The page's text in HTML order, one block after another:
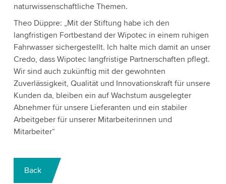
naturwissenschaftliche Themen.
Theo Düppre: „Mit der Stiftung habe ich den
langfristigen Fortbestand der Wipotec in einem ruhigen
Fahrwasser sichergestellt. Ich halte mich damit an unser
Credo, dass Wipotec langfristige Partnerschaften pflegt.
Wir sind auch zukünftig mit der gewohnten
Zuverlässigkeit, Qualität und Innovationskraft für unsere
Kunden da, bleiben ein auf Wachstum ausgelegter
Abnehmer für unsere Lieferanten und ein stabiler
Arbeitgeber für unserer Mitarbeiterinnen und
Mitarbeiter“
Back